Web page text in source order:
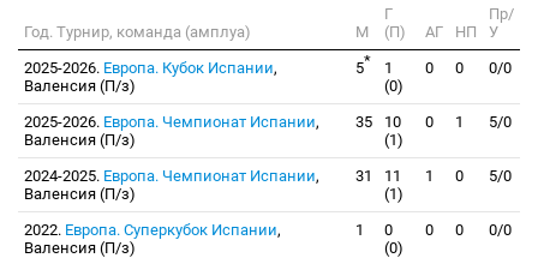
Год. Турнир, команда (амплуа) М
Г
(П)
АГ НП
Пр/
У
2025-2026. Европа. Кубок Испании,
Валенсия (П/з)
5*
1
(0)
0 0 0/0
2025-2026. Европа. Чемпионат Испании,
Валенсия (П/з)
35
10
(1)
0 1 5/0
2024-2025. Европа. Чемпионат Испании,
Валенсия (П/з)
31
11
(1)
1 0 5/0
2022. Европа. Суперкубок Испании,
Валенсия (П/з)
1
0
(0)
0 0 0/0